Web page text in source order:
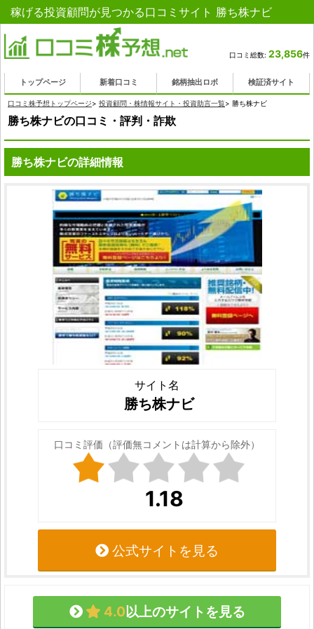
稼げる投資顧問が見つかる口コミサイト 勝ち株ナビ
口コミ総数: 23,856件
トップページ 新着口コミ 銘柄抽出ロボ 検証済サイト
口コミ株予想トップページ> 投資顧問・株情報サイト・投資助言一覧> 勝ち株ナビ
勝ち株ナビの口コミ・評判・詐欺
勝ち株ナビの詳細情報
サイト名
勝ち株ナビ
口コミ評価（評価無コメントは計算から除外）
1.18
公式サイトを見る
4.0以上のサイトを見る